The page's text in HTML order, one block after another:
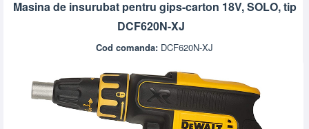
CATALOAGE
PRODUCATORI
Masina de insurubat pentru gips-carton 18V, SOLO, tip
DCF620N-XJ
Cod comanda: DCF620N-XJ